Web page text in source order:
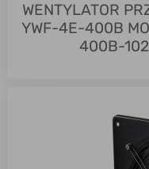
WENTYLATOR
YWF-4E-400B
400B-